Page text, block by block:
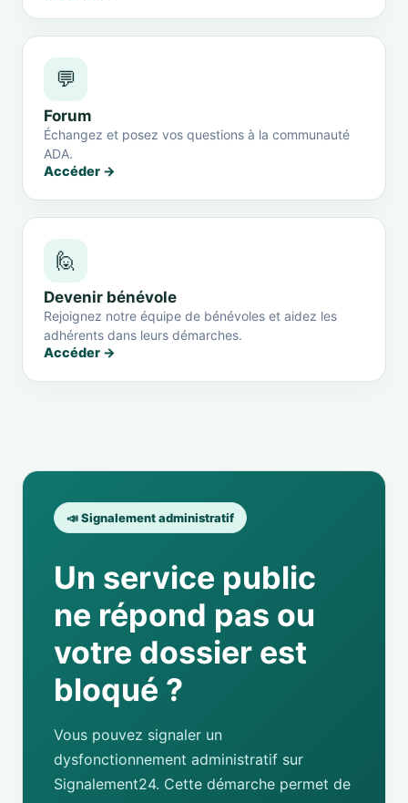
💬
Forum
Échangez et posez vos questions à la communauté
ADA.
Accéder →
🙋
Devenir bénévole
Rejoignez notre équipe de bénévoles et aidez les
adhérents dans leurs démarches.
Accéder →
📣 Signalement administratif
Un service public
ne répond pas ou
votre dossier est
bloqué ?
Vous pouvez signaler un
dysfonctionnement administratif sur
Signalement24. Cette démarche permet de